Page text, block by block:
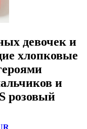
девочек и
хлопковые
и
розовый